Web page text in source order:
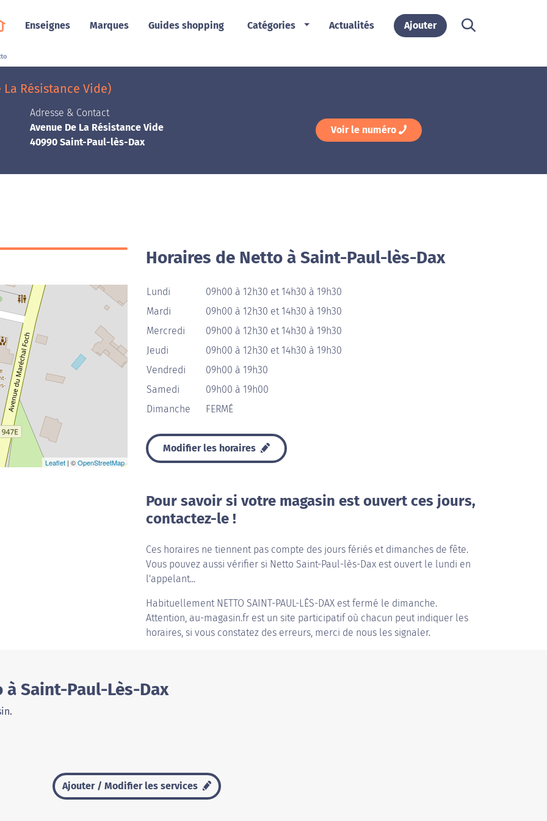
Enseignes Marques Guides shopping Catégories Actualités Ajouter
Résistance Vide)
Adresse & Contact
Avenue De La Résistance Vide
40990 Saint-Paul-lès-Dax
Voir le numéro
Leaflet | ©OpenStreetMap
Horaires de Netto à Saint-Paul-lès-Dax
Lundi
09h00 à 12h30 et 14h30 à 19h30
Mardi
09h00 à 12h30 et 14h30 à 19h30
Mercredi
09h00 à 12h30 et 14h30 à 19h30
Jeudi
09h00 à 12h30 et 14h30 à 19h30
Vendredi
09h00 à 19h30
Samedi
09h00 à 19h00
Dimanche
FERMÉ
Modifier les horaires
Pour savoir si votre magasin est ouvert ces jours,
contactez-le !
Ces horaires ne tiennent pas compte des jours fériés et dimanches de fête.
Vous pouvez aussi vérifier si Netto Saint-Paul-lès-Dax est ouvert le lundi en
l'appelant...
Habituellement NETTO SAINT-PAUL-LÈS-DAX est fermé le dimanche.
Attention, au-magasin.fr est un site participatif où chacun peut indiquer les
horaires, si vous constatez des erreurs, merci de nous les signaler.
Saint-Paul-Lès-Dax
Ajouter / Modifier les services